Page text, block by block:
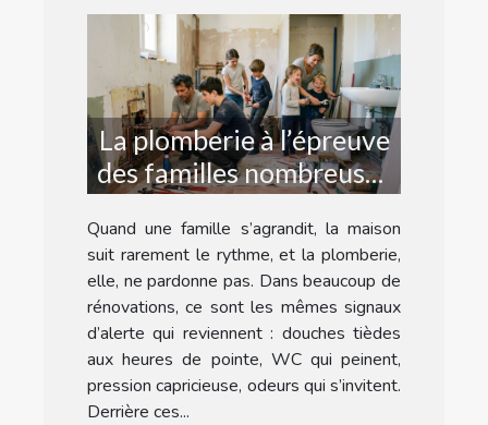
La plomberie à l’épreuve
des familles nombreuses
: récit d’une rénovation
Quand une famille s’agrandit, la maison
suit rarement le rythme, et la plomberie,
elle, ne pardonne pas. Dans beaucoup de
rénovations, ce sont les mêmes signaux
d’alerte qui reviennent : douches tièdes
aux heures de pointe, WC qui peinent,
pression capricieuse, odeurs qui s’invitent.
Derrière ces...